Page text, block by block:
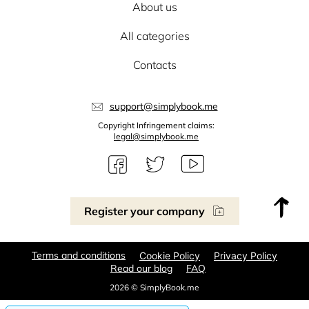
Register your company
About us
All categories
Contacts
support@simplybook.me
Copyright Infringement claims:
legal@simplybook.me
2026 © SimplyBook.me
Terms and conditions Cookie Policy Privacy Policy
Read our blog FAQ